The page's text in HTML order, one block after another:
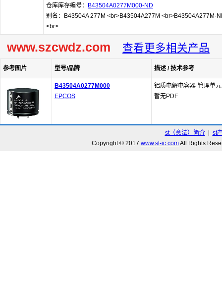
仓库库存编号：
B43504A0277M000-ND
别名：B43504A 277M <br>B43504A277M <br>B43504A277M-
<br>
www.szcwdz.com 查看更多相关产品
参考图片 型号/品牌 描述 / 技术参考
B43504A0277M000
EPCOS
铝质电解电容器-管理单
暂无PDF
st（意法）简介| st
Copyright © 2017 www.st-ic.comAll Rights